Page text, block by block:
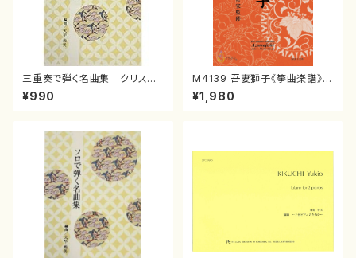
三重奏で弾く名曲集 クリスマ
スメドレー( 箏2/大平光美 編
曲/楽譜）
¥990
M4139 吾妻獅子《箏曲楽譜》
（箏/宮城道雄著・宮城宗家監修/
箏曲古典楽譜）
¥1,980